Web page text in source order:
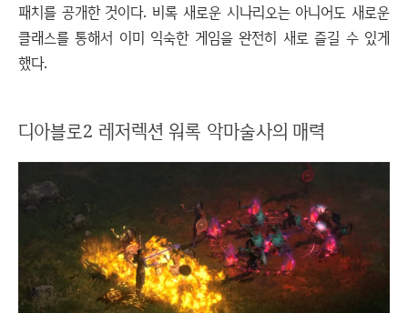
패치를 공개한 것이다. 비록 새로운 시나리오는 아니어도 새로운
클래스를 통해서 이미 익숙한 게임을 완전히 새로 즐길 수 있게
했다.
디아블로2 레저렉션 워록 악마술사의 매력